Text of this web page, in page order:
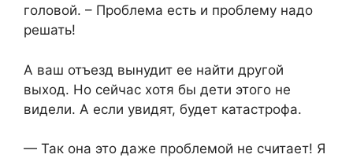
головой. – Проблема есть и проблему надо
решать!
А ваш отъезд вынудит ее найти другой
выход. Но сейчас хотя бы дети этого не
видели. А если увидят, будет катастрофа.
— Так она это даже проблемой не считает! Я